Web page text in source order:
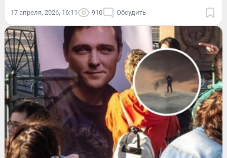
17 апреля, 2026, 16:11 910 Обсудить